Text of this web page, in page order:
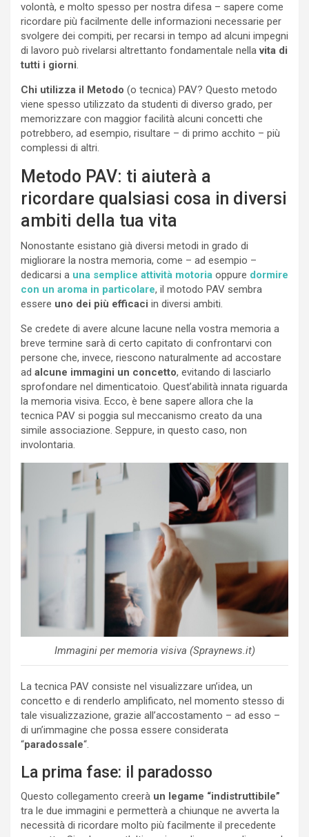
volontà, e molto spesso per nostra difesa – sapere come
ricordare più facilmente delle informazioni necessarie per
svolgere dei compiti, per recarsi in tempo ad alcuni impegni
di lavoro può rivelarsi altrettanto fondamentale nellavita di
tutti i giorni.
Chi utilizza il Metodo (o tecnica) PAV? Questo metodo
viene spesso utilizzato da studenti di diverso grado, per
memorizzare con maggior facilità alcuni concetti che
potrebbero, ad esempio, risultare – di primo acchito – più
complessi di altri.
Metodo PAV: ti aiuterà a
ricordare qualsiasi cosa in diversi
ambiti della tua vita
Nonostante esistano già diversi metodi in grado di
migliorare la nostra memoria, come – ad esempio –
dedicarsi a una semplice attività motoria oppure dormire
con un aroma in particolare, il motodo PAV sembra
essere uno dei più efficaci in diversi ambiti.
Se credete di avere alcune lacune nella vostra memoria a
breve termine sarà di certo capitato di confrontarvi con
persone che, invece, riescono naturalmente ad accostare
ad alcune immagini un concetto, evitando di lasciarlo
sprofondare nel dimenticatoio. Quest’abilità innata riguarda
la memoria visiva. Ecco, è bene sapere allora che la
tecnica PAV si poggia sul meccanismo creato da una
simile associazione. Seppure, in questo caso, non
involontaria.
Immagini per memoria visiva (Spraynews.it)
La tecnica PAV consiste nel visualizzare un’idea, un
concetto e di renderlo amplificato, nel momento stesso di
tale visualizzazione, grazie all’accostamento – ad esso –
di un’immagine che possa essere considerata
“paradossale“.
La prima fase: il paradosso
Questo collegamento creerà un legame “indistruttibile”
tra le due immagini e permetterà a chiunque ne avverta la
necessità di ricordare molto più facilmente il precedente